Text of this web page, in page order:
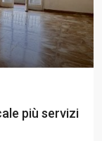
più servizi